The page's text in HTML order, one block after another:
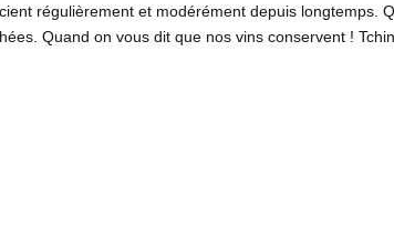
régulièrement et modérément depuis longtemps.
Quand on vous dit que nos vins conservent !